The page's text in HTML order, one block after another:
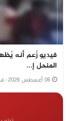
فيديو زُعم أنه
المنحل إ...
·